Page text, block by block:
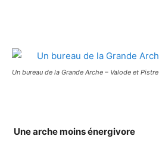
Un bureau de la Grande Arche – Valode et Pistre
Une arche moins énergivore